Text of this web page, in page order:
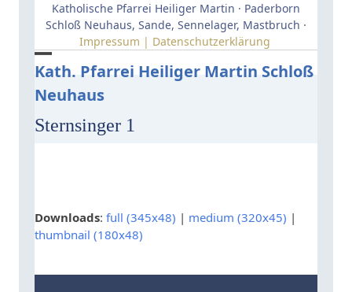
Katholische Pfarrei Heiliger Martin · Paderborn
Schloß Neuhaus, Sande, Sennelager, Mastbruch ·
Impressum | Datenschutzerklärung
Kath. Pfarrei Heiliger Martin Schloß
Neuhaus
Open
mobile
menu
Close
mobile
menu
Sternsinger 1
Downloads: full (345x48) | medium (320x45) |
thumbnail (180x48)